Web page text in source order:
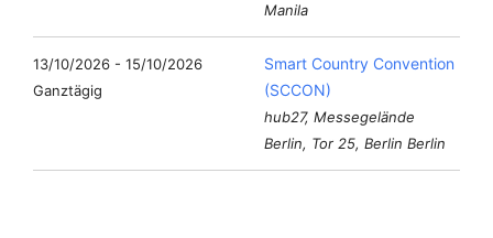
Manila
13/10/2026 - 15/10/2026
Ganztägig
Smart Country Convention
(SCCON)
hub27, Messegelände
Berlin, Tor 25, Berlin Berlin